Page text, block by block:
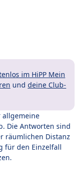
im HiPP Mein
und deine Club-
allgemeine
Die Antworten sind
räumlichen Distanz
für den Einzelfall